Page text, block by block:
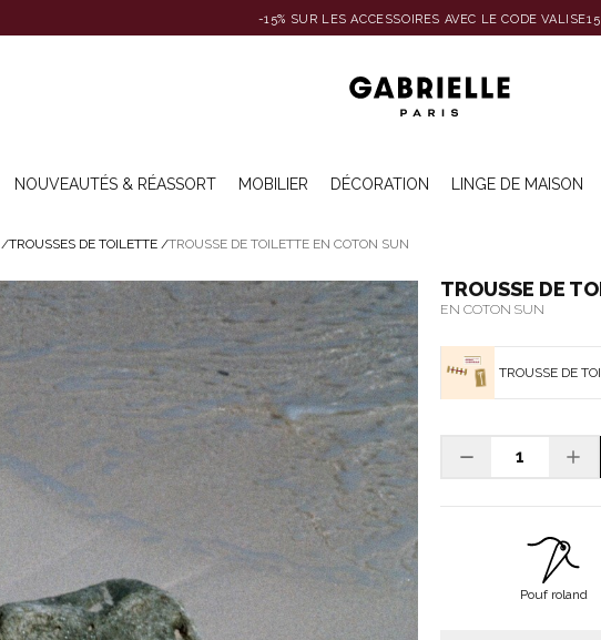
-15% SUR LES ACCESSOIRES AVEC LE CODE VALISE15
NOUVEAUTÉS & RÉASSORT MOBILIER DÉCORATION LINGE DE MAISON
/TROUSSES DE TOILETTE /TROUSSE DE TOILETTE EN COTON SUN
TROUSSE DE
EN COTON SUN
TROUSSE DE
Pouf roland